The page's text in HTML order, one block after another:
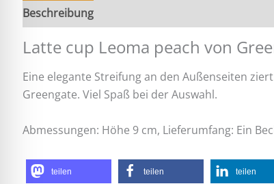
Beschreibung
Latte cup Leoma peach von
Eine elegante Streifung an den Außenseiten
Greengate. Viel Spaß bei der Auswahl.
Abmessungen: Höhe 9 cm, Lieferumfang: Ein
teilen teilen teilen